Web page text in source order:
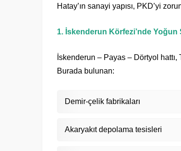
Hatay’ın sanayi yapısı, PKD’yi
1. İskenderun Körfezi’nde
İskenderun – Payas – Dörtyol
Burada bulunan:
Demir-çelik fabrikaları
Akaryakıt depolama tesisleri